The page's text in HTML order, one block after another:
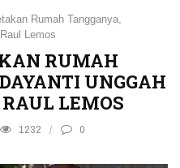
Rumah Tangganya,
Lemos
RUMAH
UNGGAH
LEMOS
1232 0